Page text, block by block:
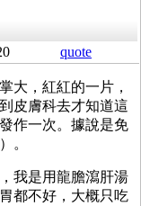
quote
大，紅紅的一片，
皮膚科去才知道這
作一次。據說是免
。
我是用龍膽瀉肝湯
都不好，大概只吃